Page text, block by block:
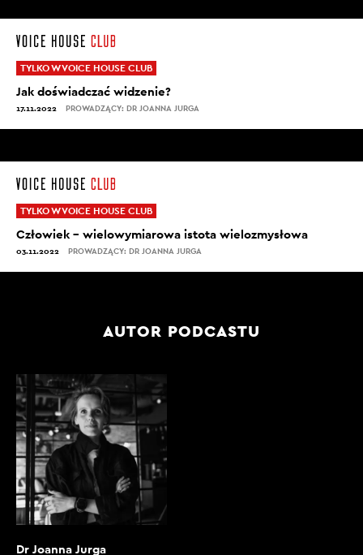
TYLKO W VOICE HOUSE CLUB
Jak doświadczać widzenie?
17.11.2022 PROWADZĄCY: DR JOANNA JURGA
TYLKO W VOICE HOUSE CLUB
Człowiek – wielowymiarowa istota wielozmysłowa
03.11.2022 PROWADZĄCY: DR JOANNA JURGA
AUTOR PODCASTU
Dr Joanna Jurga